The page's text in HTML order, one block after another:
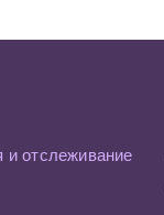
отслеживание